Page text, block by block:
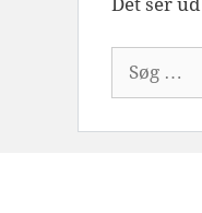
Det ser
efter: